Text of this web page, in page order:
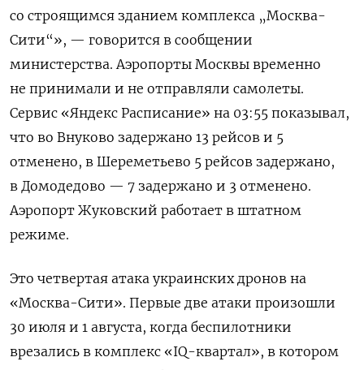
со строящимся зданием комплекса „Москва-
Сити“», — говорится в сообщении
министерства. Аэропорты Москвы временно
не принимали и не отправляли самолеты.
Сервис «Яндекс Расписание» на 03:55 показывал,
что во Внуково задержано 13 рейсов и 5
отменено, в Шереметьево 5 рейсов задержано,
в Домодедово — 7 задержано и 3 отменено.
Аэропорт Жуковский работает в штатном
режиме.
Это четвертая атака украинских дронов на
«Москва-Сити». Первые две атаки произошли
30 июля и 1 августа, когда беспилотники
врезались в комплекс «IQ-квартал», в котором